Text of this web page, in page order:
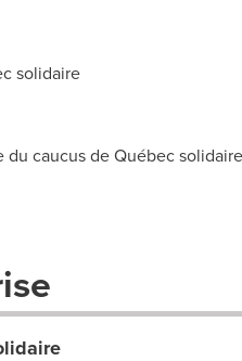
solidaire
caucus de Québec